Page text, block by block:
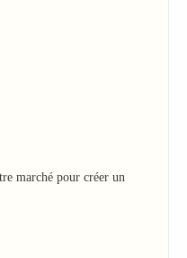
marché pour créer un